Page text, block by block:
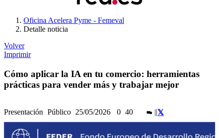
Oficina Acelera Pyme - Femeval
Detalle noticia
Volver
Imprimir
Cómo aplicar la IA en tu comercio: herramientas
prácticas para vender más y trabajar mejor
Presentación Público 25/05/2026 0 40 ||